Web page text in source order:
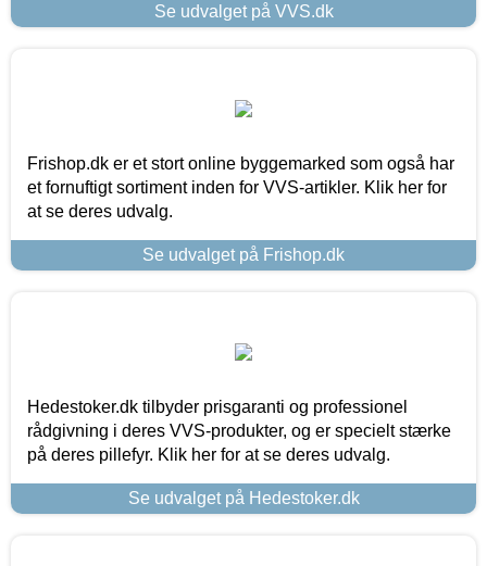
Se udvalget på VVS.dk
Frishop.dk er et stort online byggemarked som også har
et fornuftigt sortiment inden for VVS-artikler. Klik her for
at se deres udvalg.
Se udvalget på Frishop.dk
Hedestoker.dk tilbyder prisgaranti og professionel
rådgivning i deres VVS-produkter, og er specielt stærke
på deres pillefyr. Klik her for at se deres udvalg.
Se udvalget på Hedestoker.dk